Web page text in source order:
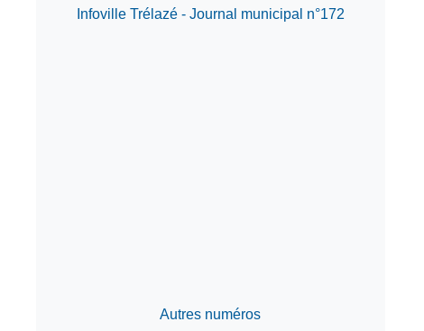
Infoville Trélazé - Journal municipal n°172
Autres numéros